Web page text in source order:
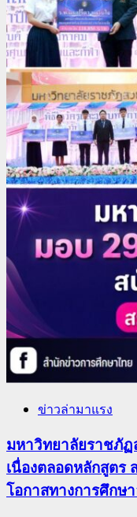
ข่าวล่ามาแรง
มหาวิทยาลัยราชภั
เนื่องตลอดหลักสูตร
โอกาสทางการศึกษ